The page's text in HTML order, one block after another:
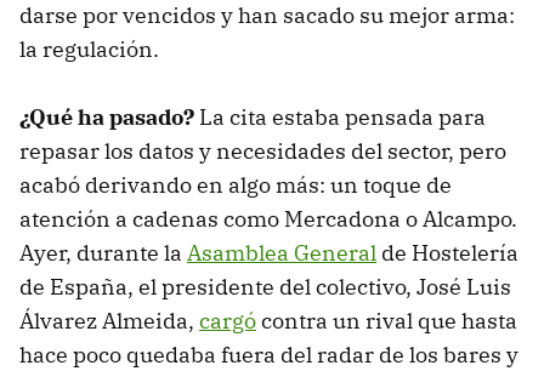
darse por vencidos y han sacado su mejor arma:
la regulación.
¿Qué ha pasado? La cita estaba pensada para
repasar los datos y necesidades del sector, pero
acabó derivando en algo más: un toque de
atención a cadenas como Mercadona o Alcampo.
Ayer, durante la Asamblea General de Hostelería
de España, el presidente del colectivo, José Luis
Álvarez Almeida, cargócontra un rival que hasta
hace poco quedaba fuera del radar de los bares y